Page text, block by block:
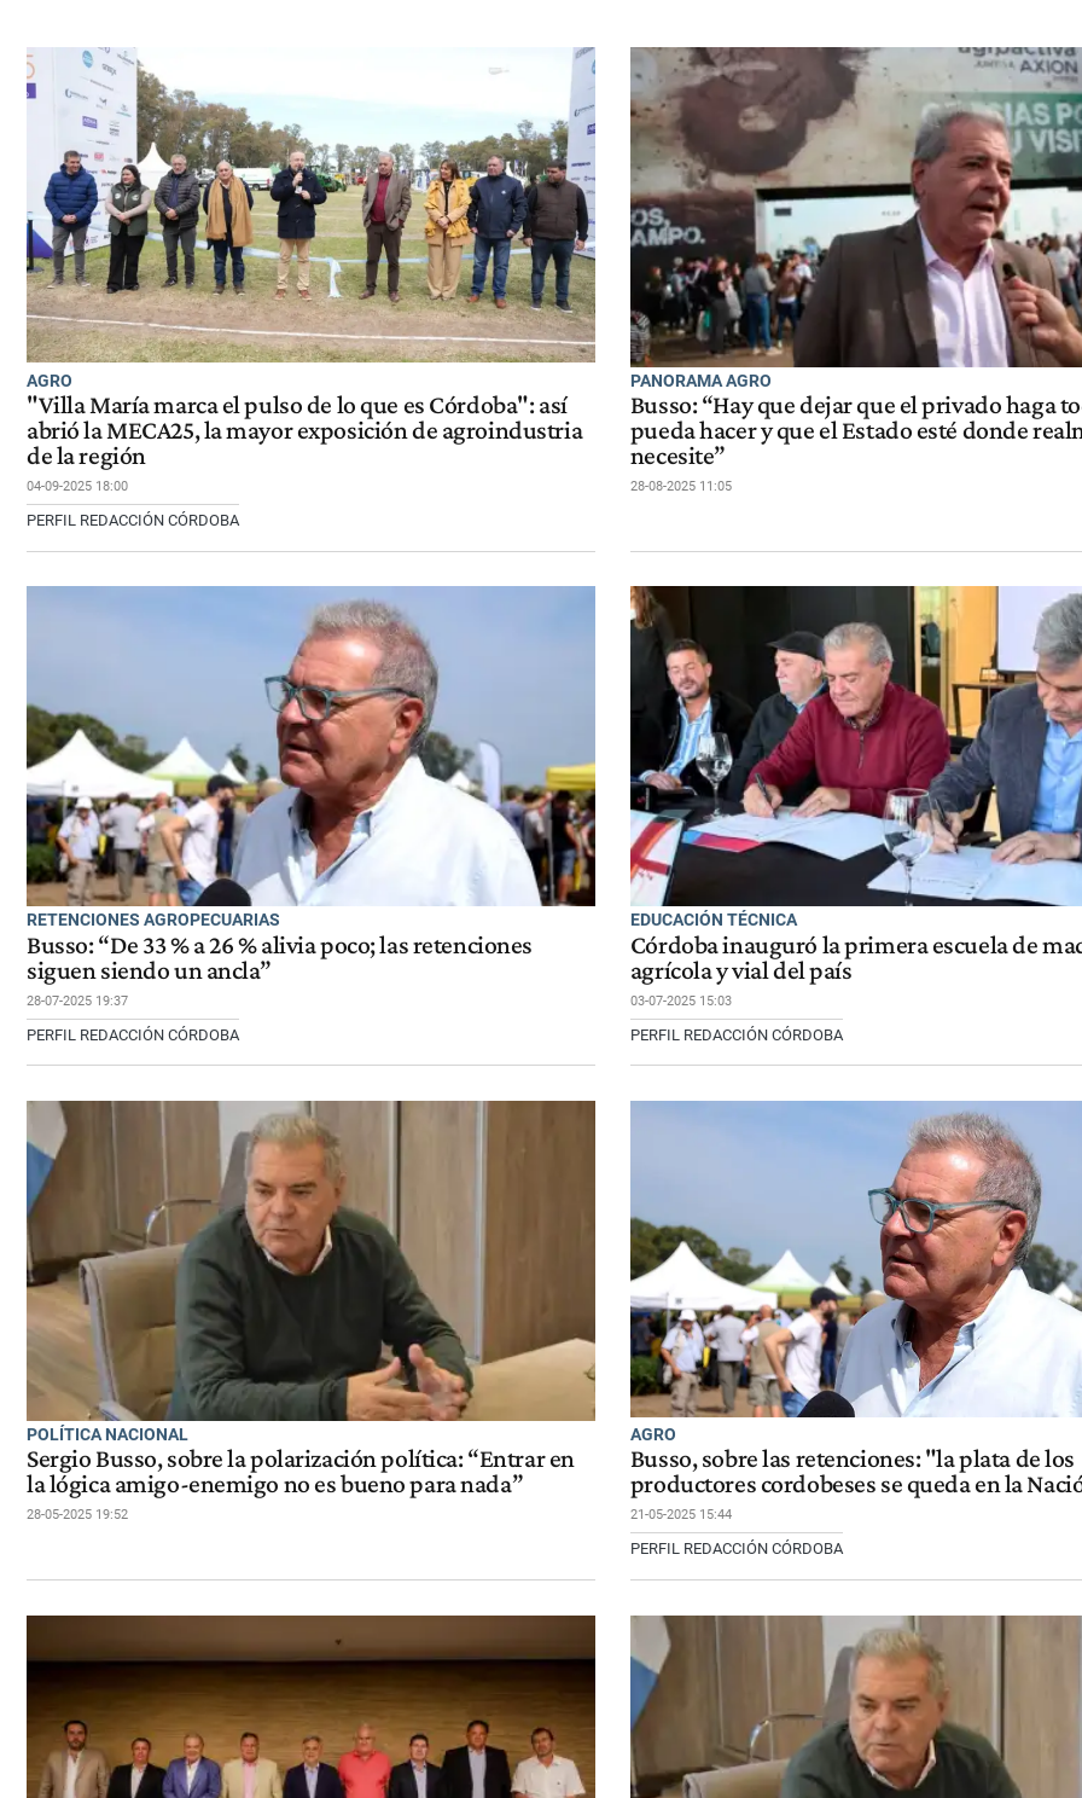
AGRO
"Villa María marca el pulso de lo que es Córdoba": así
abrió la MECA25, la mayor exposición de agroindustria
de la región
04-09-2025 18:00
PERFIL REDACCIÓN CÓRDOBA
PANORAMA AGRO
Busso: “Hay que dejar que el privado haga
pueda hacer y que el Estado esté donde
necesite”
28-08-2025 11:05
RETENCIONES AGROPECUARIAS
Busso: “De 33 % a 26 % alivia poco; las retenciones
siguen siendo un ancla”
28-07-2025 19:37
PERFIL REDACCIÓN CÓRDOBA
EDUCACIÓN TÉCNICA
Córdoba inauguró la primera escuela de
agrícola y vial del país
03-07-2025 15:03
PERFIL REDACCIÓN CÓRDOBA
POLÍTICA NACIONAL
Sergio Busso, sobre la polarización política: “Entrar en
la lógica amigo-enemigo no es bueno para nada”
28-05-2025 19:52
AGRO
Busso, sobre las retenciones: "la plata de los
productores cordobeses se queda en la
21-05-2025 15:44
PERFIL REDACCIÓN CÓRDOBA